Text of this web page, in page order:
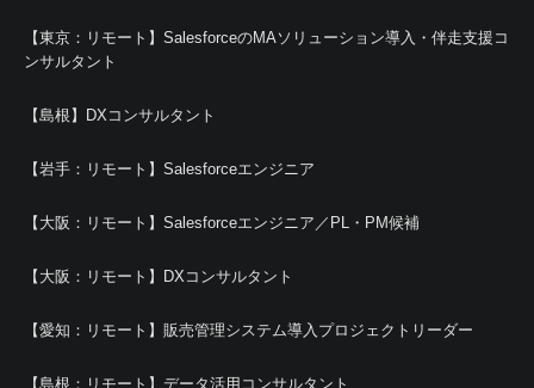
【東京：リモート】SalesforceのMAソリューション導入・伴走支援コ
ンサルタント
【島根】DXコンサルタント
【岩手：リモート】Salesforceエンジニア
【大阪：リモート】Salesforceエンジニア／PL・PM候補
【大阪：リモート】DXコンサルタント
【愛知：リモート】販売管理システム導入プロジェクトリーダー
【島根：リモート】データ活用コンサルタント